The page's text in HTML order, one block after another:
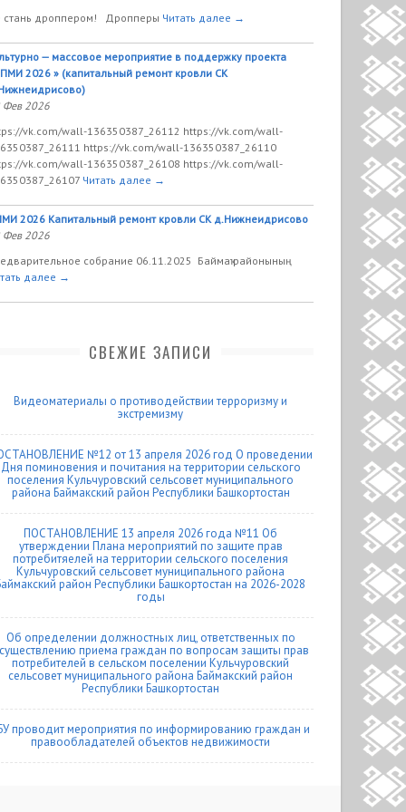
стань дроппером! Дропперы Читать далее →
— массовое мероприятие в поддержку проекта
2026 » (капитальный ремонт кровли СК
Фев 2026
vk.com/wall-136350387_26112 https://vk.com/wall-
https://vk.com/wall-136350387_26110
vk.com/wall-136350387_26108 https://vk.com/wall-
Читать далее →
2026 Капитальный ремонт кровли СК д.Нижнеидрисово
Фев 2026
собрание 06.11.2025 Баймаҡ районының
далее →
СВЕЖИЕ ЗАПИСИ
Видеоматериалы о противодействии терроризму и
экстремизму
№12 от 13 апреля 2026 год О проведении
Дня поминовения и почитания на территории сельского
поселения Кульчуровский сельсовет муниципального
района Баймакский район Республики Башкортостан
ПОСТАНОВЛЕНИЕ 13 апреля 2026 года №11 Об
утверждении Плана мероприятий по защите прав
потребитяелей на территории сельского поселения
Кульчуровский сельсовет муниципального района
район Республики Башкортостан на 2026-2028
годы
Об определении должностных лиц, ответственных по
приема граждан по вопросам защиты прав
потребителей в сельском поселении Кульчуровский
сельсовет муниципального района Баймакский район
Республики Башкортостан
проводит мероприятия по информированию граждан и
правообладателей объектов недвижимости